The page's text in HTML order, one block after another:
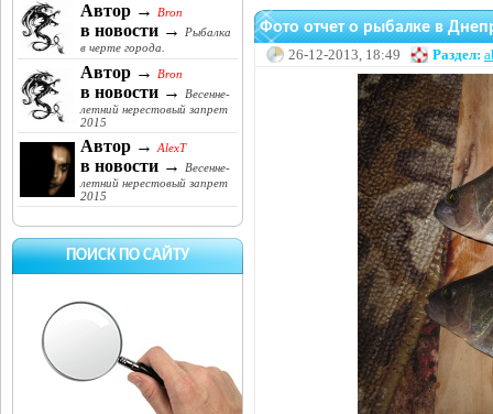
Автор → Bron
в новости →
Рыбалка
в черте города.
Автор → Bron
в новости →
Весенне-
летний нерестовый запрет
2015
Автор → AlexT
в новости →
Весенне-
летний нерестовый запрет
2015
ПОИСК ПО САЙТУ
Фото отчет о рыбалке в
26-12-2013, 18:49 Раздел: